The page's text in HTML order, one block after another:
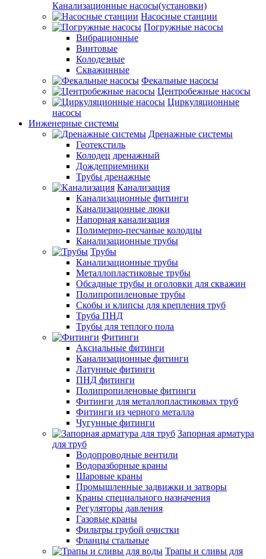
Канализационные насосы(установки)
Насосные станции
Погружные насосы
Вибрационные
Винтовые
Колодезные
Скважинные
Фекальные насосы
Центробежные насосы
Циркуляционные
насосы
Инженерные системы
Дренажные системы
Геотекстиль
Колодец дренажный
Дождеприемники
Трубы дренажные
Канализация
Канализационные фитинги
Канализацонные люки
Напорная канализация
Полимерно-песчаные колодцы
Канализационные трубы
Трубы
Канализационные трубы
Металлопластиковые трубы
Обсадные трубы и оголовки для скважин
Полипропиленовые трубы
Скобы и клипсы для крепления труб
Труба ПНД
Трубы для теплого пола
Фитинги
Аксиальные фитинги
Канализационные фитинги
Латунные фитинги
ПНД фитинги
Полипропиленовые фитинги
Фитинги для металлопластиковых труб
Фитинги из черного металла
Чугунные фитинги
Запорная арматура
для труб
Водопроводные вентили
Водоразборные краны
Шаровые краны
Промышленные задвижки и затворы
Краны специального назначения
Регуляторы давления
Газовые краны
Фильтры грубой очистки
Фланцы стальные
Трапы и сливы для